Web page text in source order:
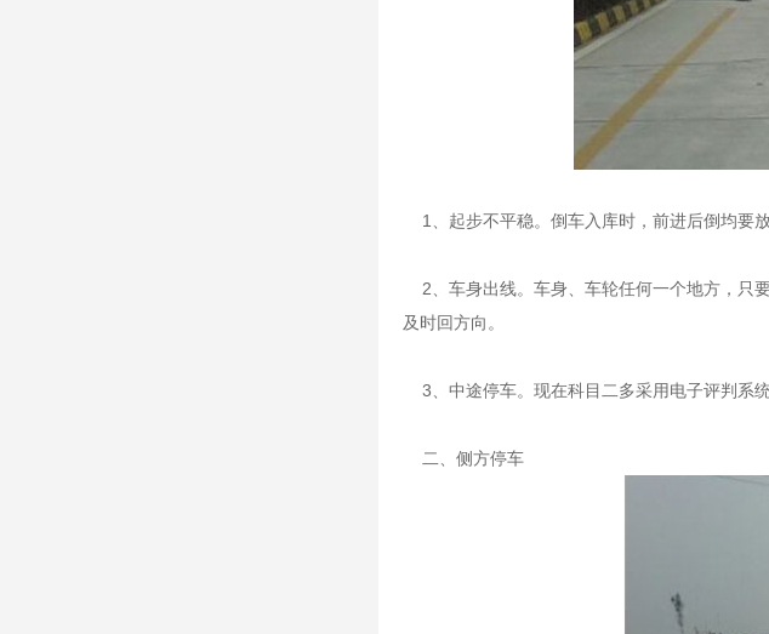
1、起步不平稳。倒车入库时，前进后倒均要
2、车身出线。车身、车轮任何一个地方，只
及时回方向。
3、中途停车。现在科目二多采用电子评判系
二、侧方停车